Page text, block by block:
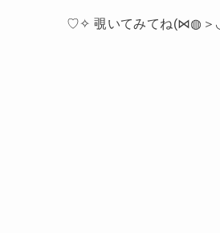
♡✧ 覗いてみてね(⋈◍